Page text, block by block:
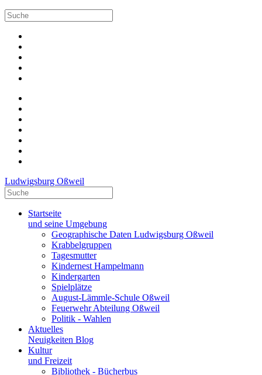
Ludwigsburg Oßweil
Startseite
und seine Umgebung
Geographische Daten Ludwigsburg Oßweil
Krabbelgruppen
Tagesmutter
Kindernest Hampelmann
Kindergarten
Spielplätze
August-Lämmle-Schule Oßweil
Feuerwehr Abteilung Oßweil
Politik - Wahlen
Aktuelles
Neuigkeiten Blog
Kultur
und Freizeit
Bibliothek - Bücherbus